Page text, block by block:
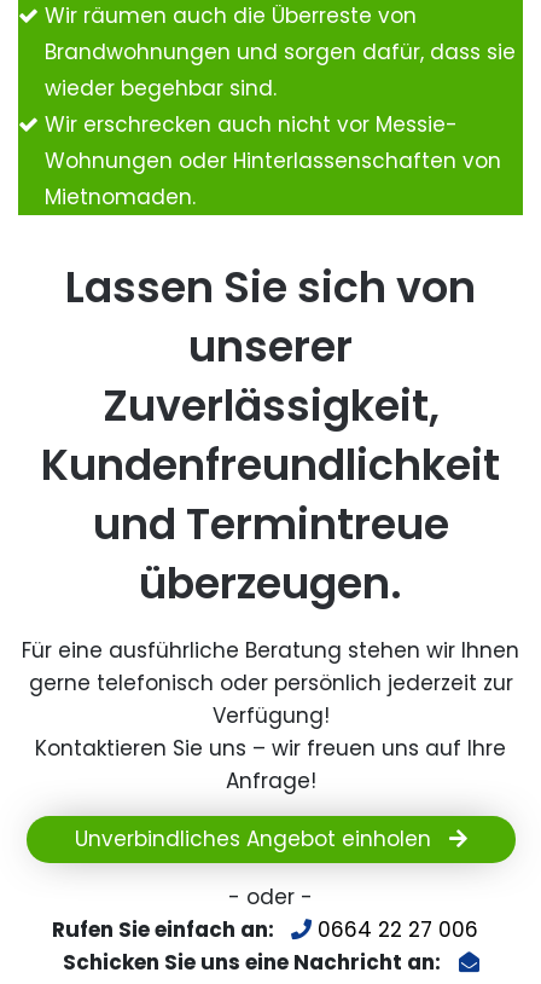
Wir räumen auch die Überreste von
Brandwohnungen und sorgen dafür, dass sie
wieder begehbar sind.
Wir erschrecken auch nicht vor Messie-
Wohnungen oder Hinterlassenschaften von
Mietnomaden.
Lassen Sie sich von
unserer
Zuverlässigkeit,
Kundenfreundlichkeit
und Termintreue
überzeugen.
Für eine ausführliche Beratung stehen wir Ihnen
gerne telefonisch oder persönlich jederzeit zur
Verfügung!
Kontaktieren Sie uns – wir freuen uns auf Ihre
Anfrage!
Unverbindliches Angebot einholen
- oder -
Rufen Sie einfach an:
0664 22 27 006
Schicken Sie uns eine Nachricht an: